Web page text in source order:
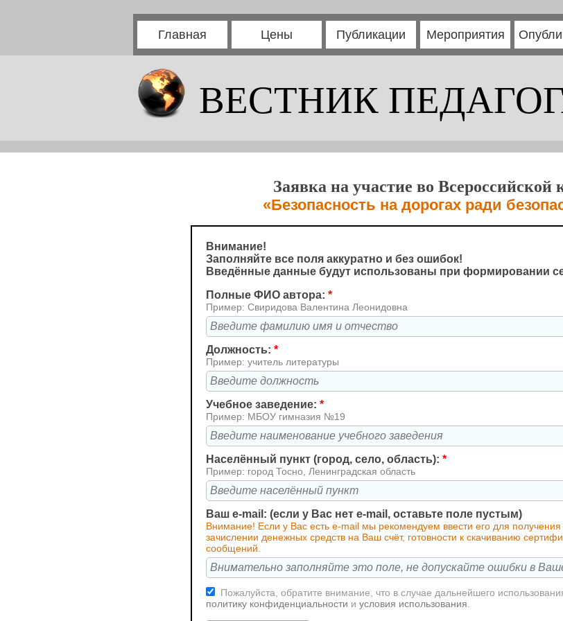
Главная Цены Публикации Мероприятия
ВЕСТНИК
Заявка на участие во Всероссийской
«Безопасность на дорогах ради
Внимание!
Заполняйте все поля аккуратно и без ошибок!
Введённые данные будут использованы при формировании
Полные ФИО автора: *
Пример: Свиридова Валентина Леонидовна
Должность: *
Пример: учитель литературы
Учебное заведение: *
Пример: МБОУ гимназия №19
Населённый пункт (город, село, область): *
Пример: город Тосно, Ленинградская область
Ваш e-mail: (если у Вас нет e-mail, оставьте поле пустым)
Внимание! Если у Вас есть e-mail мы рекомендуем ввести его для
зачислении денежных средств на Ваш счёт, готовности к скачиванию
сообщений.
Пожалуйста, обратите внимание, что в случае дальнейшего
политику конфиденциальности и условия использования